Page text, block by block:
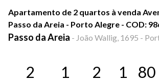
Apartamento de 2 quartos à venda
Passo da Areia - Porto Alegre - COD:
Passo da Areia - João Wallig, 1695 -
2 1 2 1 80